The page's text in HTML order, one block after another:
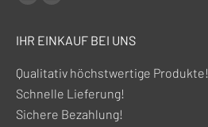
E-
Seite
Website-
wird
neuen
IHR EINKAUF BEI UNS
Qualitativ höchstwertige Produkte!
Schnelle Lieferung!
Sichere Bezahlung!